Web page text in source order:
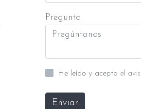
Pregunta
He leído y acepto el
Enviar